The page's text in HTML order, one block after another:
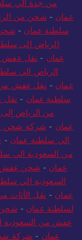
من جدة الي
عمان-شحن من
سلطنة عمان
-
الرياض الى
عمان - نقل عفش
الرياض الي
عمان- نقل عفش
سلطنة عمان-
من الرياض
عمان - شركة شحن
الي سلطنة عمان -
من السعودية الي
عمان - شحن عفش
السعودية الي
عمان- نقل الأثاث
لسلطنة عمان -شحن
عفش من السعودية